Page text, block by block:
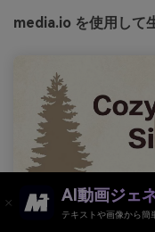
media.io を使用して
AI動画ジェ
テキストや画像から簡